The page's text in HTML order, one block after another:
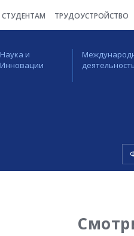
СТУДЕНТАМ ТРУДОУСТРОЙСТВО
Наука и
Инновации